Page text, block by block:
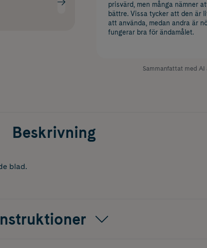
prisvärd, men många nämner
bättre. Vissa tycker att den är
att använda, medan andra är
fungerar bra för ändamålet.
Sammanfattat med AI
Beskrivning
blad.